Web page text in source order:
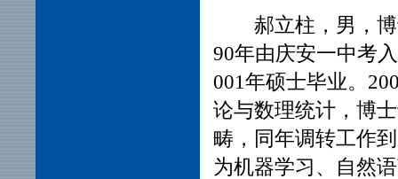
郝立柱，男，博
90年由庆安一中考
001年硕士毕业。
论与数理统计，博
畴，同年调转工作
为机器学习、自然